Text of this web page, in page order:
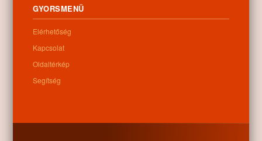
GYORSMENÜ
Elérhetőség
Kapcsolat
Oldaltérkép
Segítség